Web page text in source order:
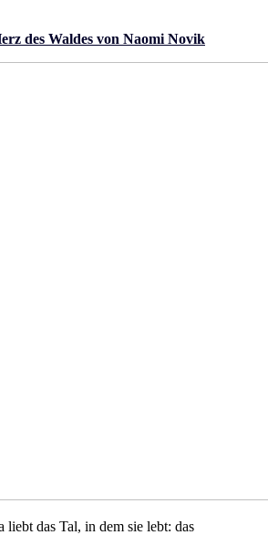
des Waldes von Naomi Novik
liebt das Tal, in dem sie lebt: das